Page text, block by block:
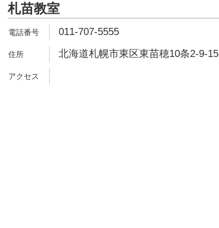
札苗教室
011-707-5555
北海道札幌市東区東苗穂10条2-9-15